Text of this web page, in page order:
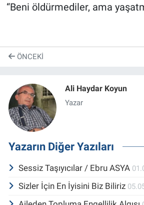
“Beni öldürmediler, ama
ÖNCEKI
Ali Haydar Koyun
Yazar
Yazarın Diğer Yazıları
Sessiz Taşıyıcılar / Ebru ASYA
Sizler İçin En İyisini Biz Biliriz